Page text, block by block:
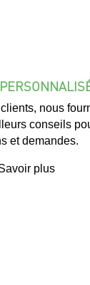
nous
conseils
et demandes.
plus